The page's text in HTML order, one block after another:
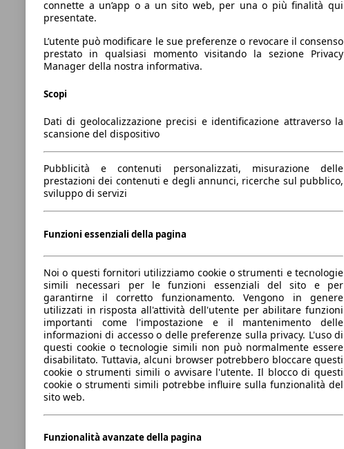
connette a un’app o a un sito web, per una o più finalità qui
presentate.
L’utente può modificare le sue preferenze o revocare il consenso
prestato in qualsiasi momento visitando la sezione Privacy
Manager della nostra informativa.
Scopi
Dati di geolocalizzazione precisi e identificazione attraverso la
scansione del dispositivo
Pubblicità e contenuti personalizzati, misurazione delle
prestazioni dei contenuti e degli annunci, ricerche sul pubblico,
sviluppo di servizi
Funzioni essenziali della pagina
Noi o questi fornitori utilizziamo cookie o strumenti e tecnologie
simili necessari per le funzioni essenziali del sito e per
garantirne il corretto funzionamento. Vengono in genere
utilizzati in risposta all'attività dell'utente per abilitare funzioni
importanti come l'impostazione e il mantenimento delle
informazioni di accesso o delle preferenze sulla privacy. L'uso di
questi cookie o tecnologie simili non può normalmente essere
disabilitato. Tuttavia, alcuni browser potrebbero bloccare questi
cookie o strumenti simili o avvisare l'utente. Il blocco di questi
cookie o strumenti simili potrebbe influire sulla funzionalità del
sito web.
Funzionalità avanzate della pagina